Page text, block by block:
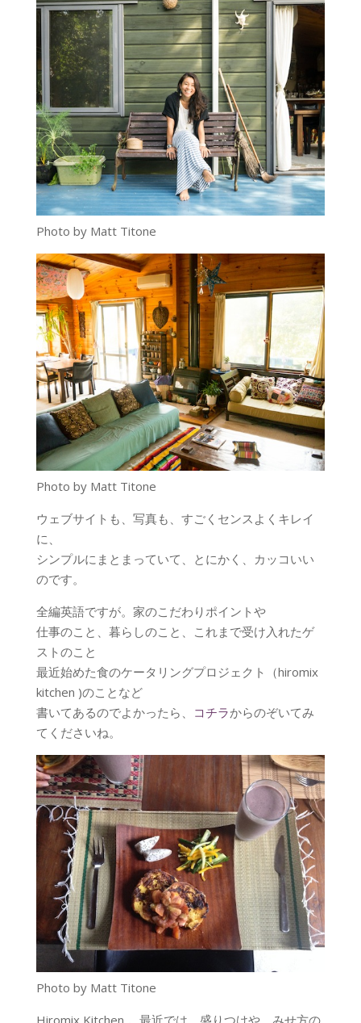
Photo by Matt Titone
Photo by Matt Titone
ウェブサイトも、写真も、すごくセンスよくキレイ
に、
シンプルにまとまっていて、とにかく、カッコいい
のです。
全編英語ですが。家のこだわりポイントや
仕事のこと、暮らしのこと、これまで受け入れたゲ
ストのこと
最近始めた食のケータリングプロジェクト（hiromix
kitchen )のことなど
書いてあるのでよかったら、
コチラからのぞいてみ
てくださいね。
Photo by Matt Titone